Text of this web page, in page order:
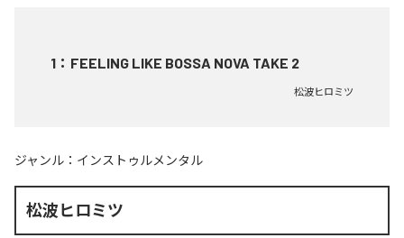
1 ： FEELING LIKE BOSSA NOVA TAKE 2
松波ヒロミツ
ジャンル： インストゥルメンタル
松波ヒロミツ